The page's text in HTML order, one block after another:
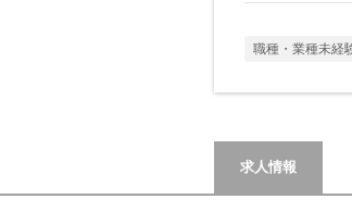
職種・業種未経
求人情報